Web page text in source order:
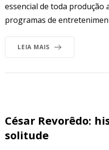
essencial de toda produção
programas de
LEIA MAIS
César Revorêdo:
solitude